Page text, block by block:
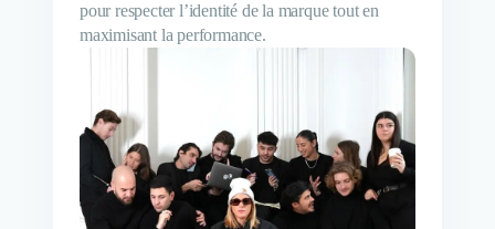
pour respecter l’identité de la marque tout en
maximisant la performance.